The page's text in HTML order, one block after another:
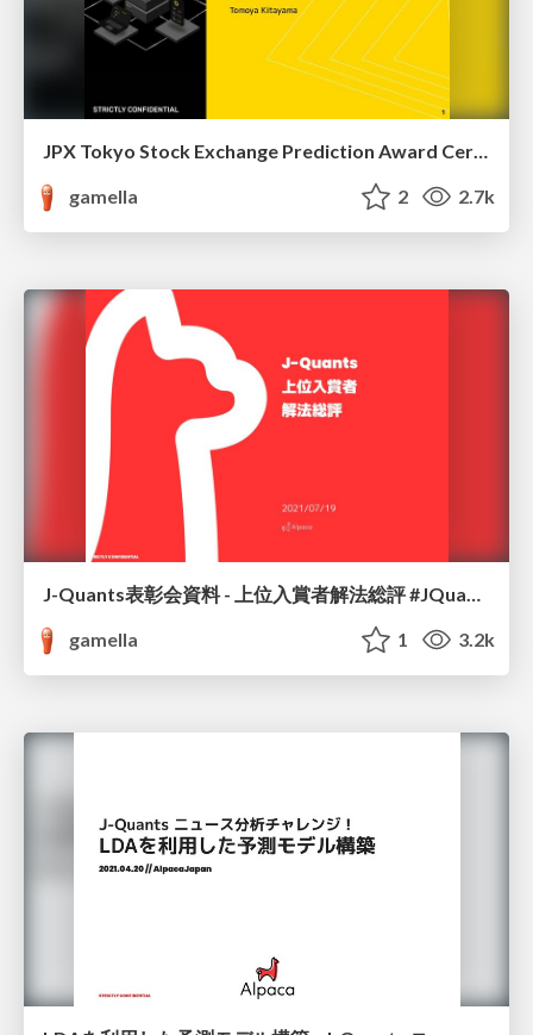
JPX Tokyo Stock Exchange Prediction Award Ceremony 解法総評
gamella
2 2.7k
J-Quants表彰会資料 - 上位入賞者解法総評 #JQuants
gamella
1 3.2k